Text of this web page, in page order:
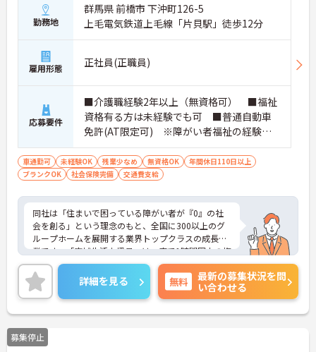
勤務地
群馬県 前橋市 下沖町126-5
上毛電気鉄道上毛線「片貝駅」徒歩12分
雇用形態 正社員(正職員)
応募要件
■介護職経験2年以上（無資格可） ■福祉
資格有る方は未経験でも可 ■普通自動車
免許(AT限定可) ※障がい者福祉の経験は
不問です。※実務経験2年以上の方、障がい
者福祉に関する経験をお持ちの方大歓迎
車通勤可 未経験OK 残業少なめ 無資格OK
年間休日110日以上
ブランクOK
社会保険完備 交通費支給
同社は「住まいで困っている障がい者が『0』の社
会を創る」という理念のもと、全国に300以上のグ
ループホームを展開する業界トップクラスの成長企
業です。「広域生活支援員」は、車で1時間圏内の複
数施設を横断的に担当し、現場支援とパートスタッ
フのサポートを行うハイクラスなポジションです。
最新設備とバリアフリーが完備され、スタッフの身
体的負担が少なく、広域手当5万円が付与されるこ
とで高い給与水準を実現しています。年間休日114
日の確保や、献立・レシピの完全標準化による業務
効率化など、ワークライフバランスを保ちながら定
詳細を見る 無料
最新の募集状況を問
い合わせる
募集停止